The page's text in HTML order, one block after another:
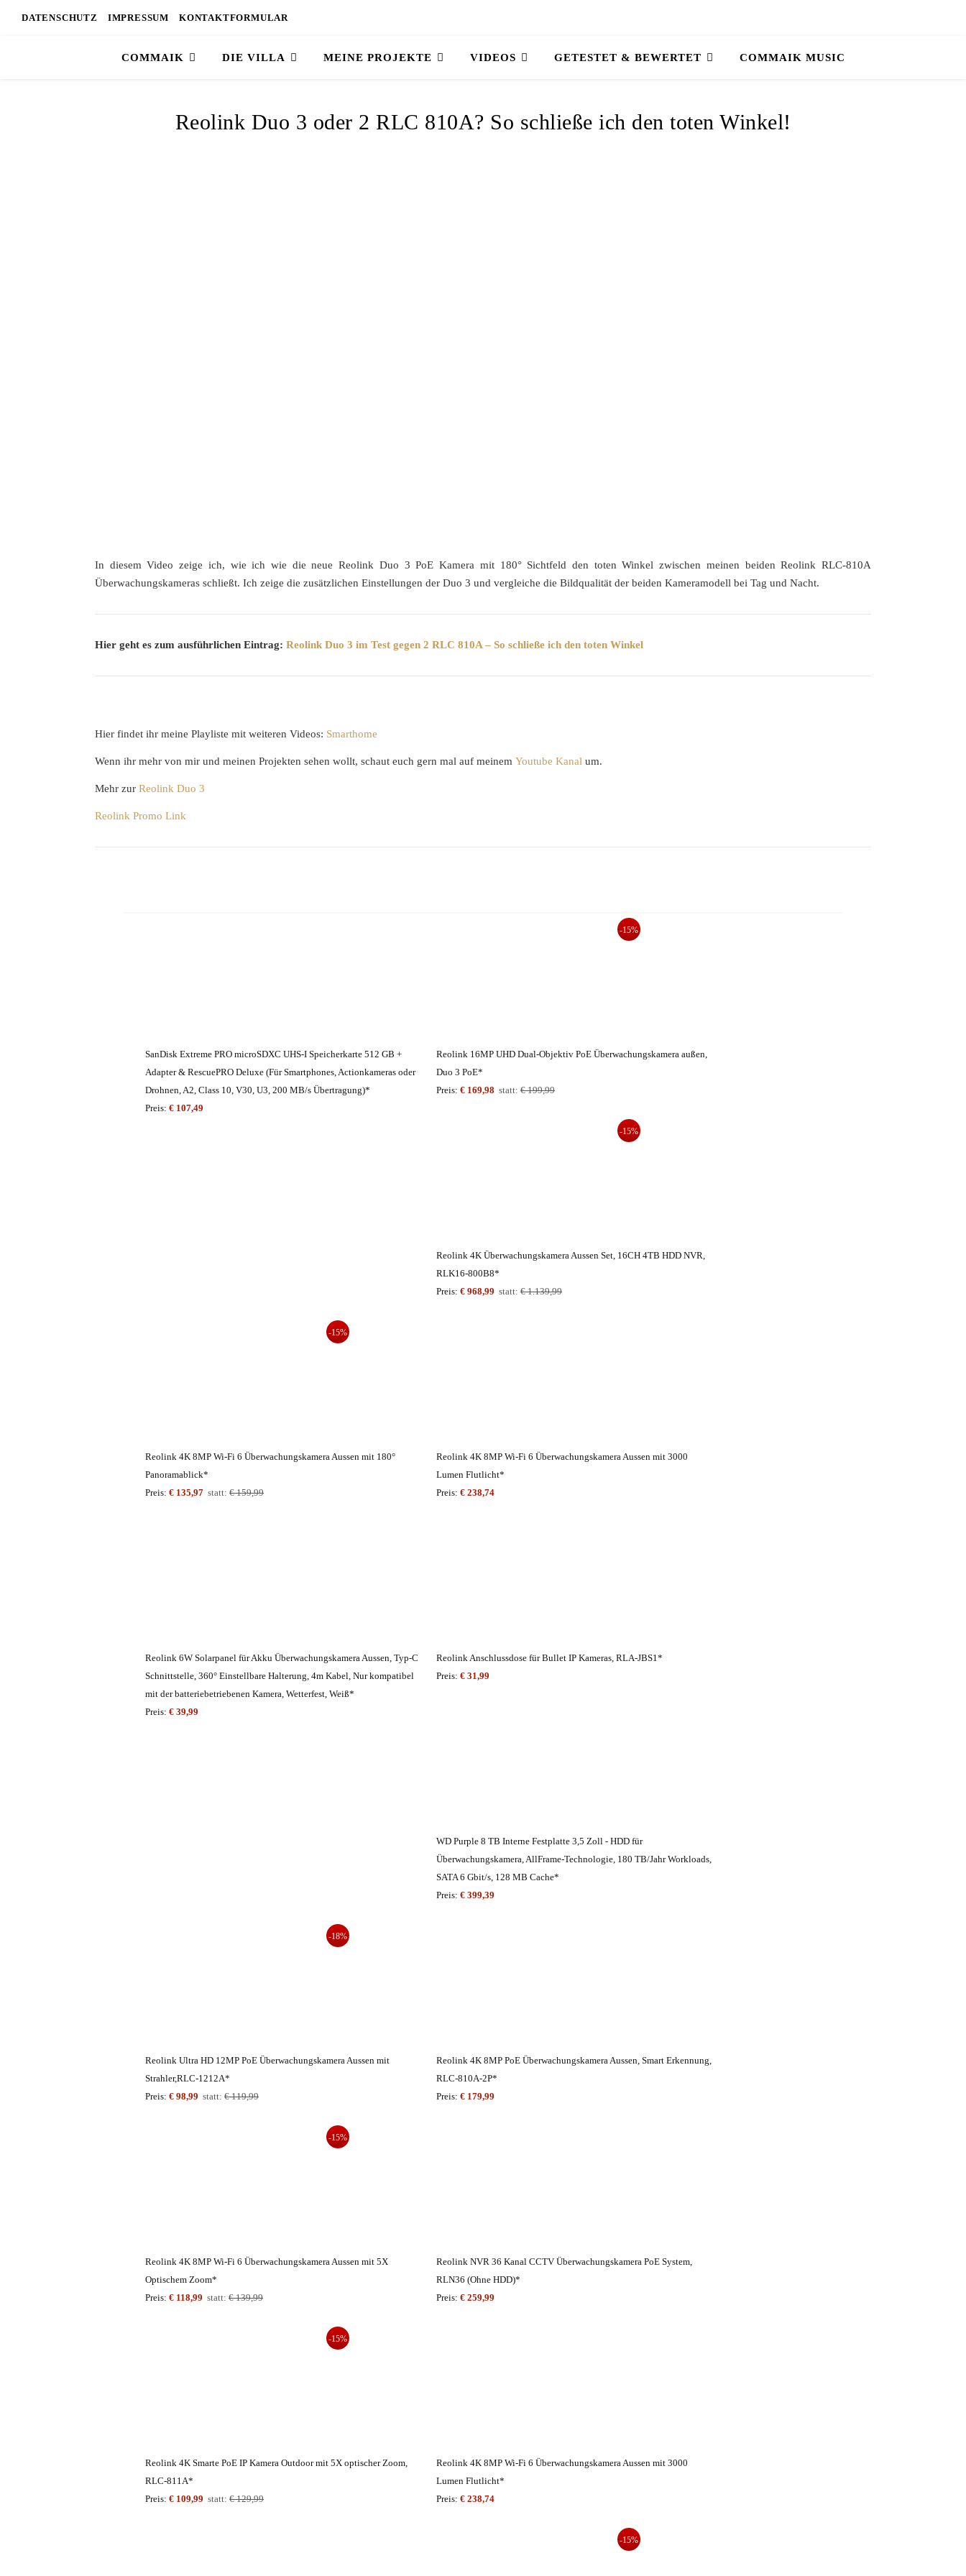
DATENSCHUTZ IMPRESSUM KONTAKTFORMULAR
COMMAIK DIE VILLA MEINE PROJEKTE VIDEOS GETESTET & BEWERTET COMMAIK MUSIC
Reolink Duo 3 oder 2 RLC 810A? So schließe ich den toten Winkel!
In diesem Video zeige ich, wie ich wie die neue Reolink Duo 3 PoE Kamera mit 180° Sichtfeld den toten Winkel zwischen meinen beiden Reolink RLC-810A
Überwachungskameras schließt. Ich zeige die zusätzlichen Einstellungen der Duo 3 und vergleiche die Bildqualität der beiden Kameramodell bei Tag und Nacht.
Hier geht es zum ausführlichen Eintrag: Reolink Duo 3 im Test gegen 2 RLC 810A – So schließe ich den toten Winkel
Hier findet ihr meine Playliste mit weiteren Videos: Smarthome
Wenn ihr mehr von mir und meinen Projekten sehen wollt, schaut euch gern mal auf meinem Youtube Kanal um.
Mehr zur Reolink Duo 3
Reolink Promo Link
SanDisk Extreme PRO microSDXC UHS-I Speicherkarte 512 GB +
Adapter & RescuePRO Deluxe (Für Smartphones, Actionkameras oder
Drohnen, A2, Class 10, V30, U3, 200 MB/s Übertragung)*
Preis: € 107,49
-15%
Reolink 16MP UHD Dual-Objektiv PoE Überwachungskamera außen,
Duo 3 PoE*
Preis: € 169,98 statt: € 199,99
-15%
Reolink 4K Überwachungskamera Aussen Set, 16CH 4TB HDD NVR,
RLK16-800B8*
Preis: € 968,99 statt: € 1.139,99
-15%
Reolink 4K 8MP Wi-Fi 6 Überwachungskamera Aussen mit 180°
Panoramablick*
Preis: € 135,97 statt: € 159,99
Reolink 4K 8MP Wi-Fi 6 Überwachungskamera Aussen mit 3000
Lumen Flutlicht*
Preis: € 238,74
Reolink 6W Solarpanel für Akku Überwachungskamera Aussen, Typ-C
Schnittstelle, 360° Einstellbare Halterung, 4m Kabel, Nur kompatibel
mit der batteriebetriebenen Kamera, Wetterfest, Weiß*
Preis: € 39,99
Reolink Anschlussdose für Bullet IP Kameras, RLA-JBS1*
Preis: € 31,99
WD Purple 8 TB Interne Festplatte 3,5 Zoll - HDD für
Überwachungskamera, AllFrame-Technologie, 180 TB/Jahr Workloads,
SATA 6 Gbit/s, 128 MB Cache*
Preis: € 399,39
-18%
Reolink Ultra HD 12MP PoE Überwachungskamera Aussen mit
Strahler,RLC-1212A*
Preis: € 98,99 statt: € 119,99
Reolink 4K 8MP PoE Überwachungskamera Aussen, Smart Erkennung,
RLC-810A-2P*
Preis: € 179,99
-15%
Reolink 4K 8MP Wi-Fi 6 Überwachungskamera Aussen mit 5X
Optischem Zoom*
Preis: € 118,99 statt: € 139,99
Reolink NVR 36 Kanal CCTV Überwachungskamera PoE System,
RLN36 (Ohne HDD)*
Preis: € 259,99
-15%
Reolink 4K Smarte PoE IP Kamera Outdoor mit 5X optischer Zoom,
RLC-811A*
Preis: € 109,99 statt: € 129,99
Reolink 4K 8MP Wi-Fi 6 Überwachungskamera Aussen mit 3000
Lumen Flutlicht*
Preis: € 238,74
-15%